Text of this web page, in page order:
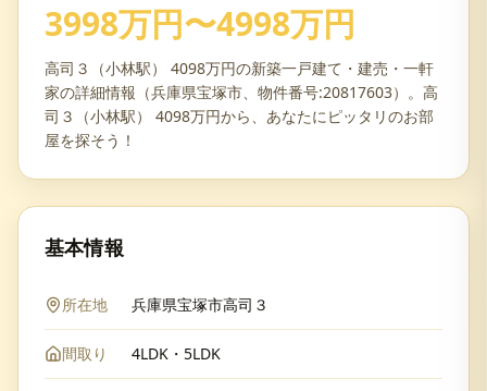
3998万円〜4998万円
高司３（小林駅） 4098万円の新築一戸建て・建売・一軒
家の詳細情報（兵庫県宝塚市、物件番号:20817603）。高
司３（小林駅） 4098万円から、あなたにピッタリのお部
屋を探そう！
基本情報
所在地 兵庫県宝塚市高司３
間取り 4LDK・5LDK